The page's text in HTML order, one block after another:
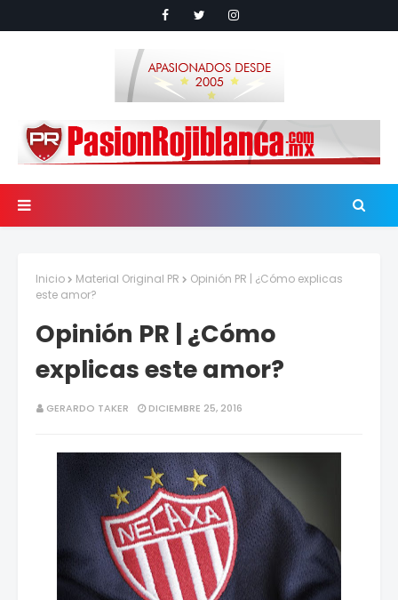
Inicio Material Original PR
Opinión PR | ¿Cómo explicas
este amor?
Opinión PR | ¿Cómo
explicas este amor?
GERARDO TAKER DICIEMBRE 25, 2016